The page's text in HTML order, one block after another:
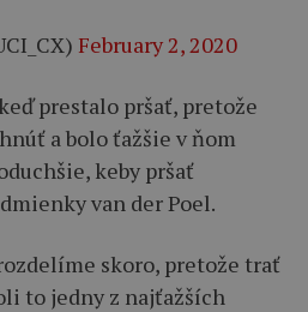
February 2, 2020
prestalo pršať, pretože
a bolo ťažšie v ňom
keby pršať
van der Poel.
skoro, pretože trať
to jedny z najťažších